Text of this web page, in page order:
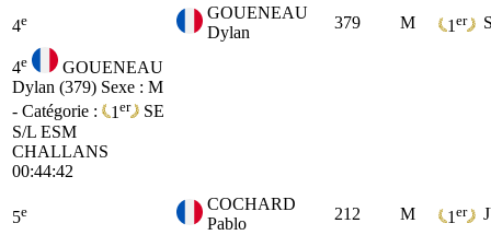
4e
GOUENEAU
Dylan
379 M 1 er
4e
GOUENEAU
Dylan (379) Sexe : M
- Catégorie :
1 er
SE
S/L ESM
CHALLANS
00:44:42
5e
COCHARD
Pablo
212 M 1 er